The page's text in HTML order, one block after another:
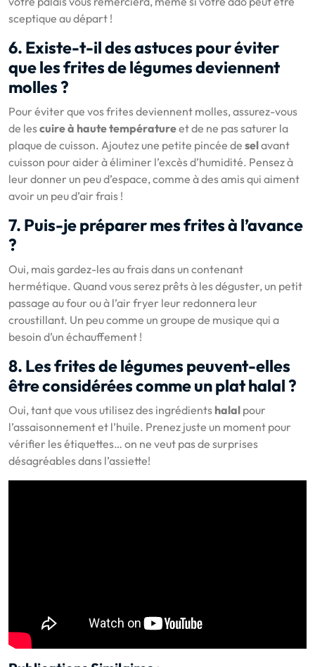
sceptique au départ !
6. Existe-t-il des astuces pour éviter
que les frites de légumes deviennent
molles ?
Pour éviter que vos frites deviennent molles, assurez-vous
de lescuire à haute températureet de ne pas saturer la
plaque de cuisson. Ajoutez une petite pincée de selavant
cuisson pour aider à éliminer l’excès d’humidité. Pensez à
leur donner un peu d’espace, comme à des amis qui aiment
avoir un peu d’air frais !
7. Puis-je préparer mes frites à l’avance
?
Oui, mais gardez-les au frais dans un contenant
hermétique. Quand vous serez prêts à les déguster, un petit
passage au four ou à l’air fryer leur redonnera leur
croustillant. Un peu comme un groupe de musique qui a
besoin d’un échauffement !
8. Les frites de légumes peuvent-elles
être considérées comme un plat halal ?
Oui, tant que vous utilisez des ingrédients halal pour
l’assaisonnement et l’huile. Prenez juste un moment pour
vérifier les étiquettes… on ne veut pas de surprises
désagréables dans l’assiette!